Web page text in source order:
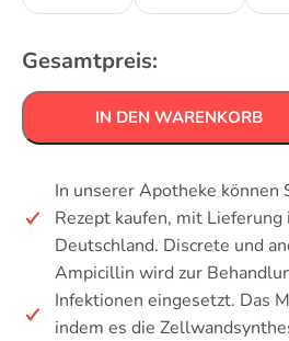
Gesamtpreis:
IN DEN WARENKORB
In unserer Apotheke können
Rezept kaufen, mit Lieferung
Deutschland. Discrete und
Ampicillin wird zur
Infektionen eingesetzt. Das
indem es die